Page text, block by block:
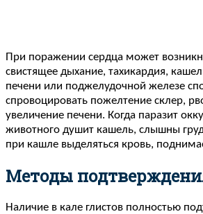
При поражении сердца может
свистящее дыхание, тахикардия,
печени или поджелудочной железе
спровоцировать пожелтение склер,
увеличение печени. Когда паразит
животного душит кашель, слышны
при кашле выделяться кровь,
Методы
Наличие в кале глистов полностью